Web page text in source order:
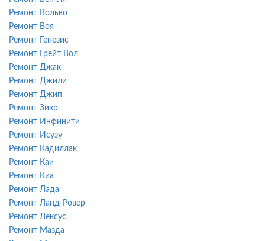
Ремонт Вольво
Ремонт Воя
Ремонт Генезис
Ремонт Грейт Вол
Ремонт Джак
Ремонт Джили
Ремонт Джип
Ремонт Зикр
Ремонт Инфинити
Ремонт Исузу
Ремонт Кадиллак
Ремонт Каи
Ремонт Киа
Ремонт Лада
Ремонт Ланд-Ровер
Ремонт Лексус
Ремонт Мазда